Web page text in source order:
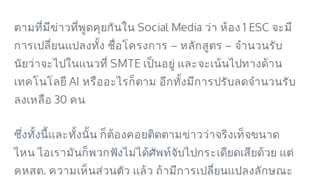
ตามที่มีข่าวที่พูดคุยกันใน Social Media ว่า ห้อง 1 ESC จะมี
การเปลี่ยนแปลงทั้ง ชื่อโครงการ – หลักสูตร – จำนวนรับ
นัยว่าจะไปในแนวที่ SMTE เป็นอยู่ และจะเน้นไปทางด้าน
เทคโนโลยี AI หรืออะไรก็ตาม อีกทั้งมีการปรับลดจำนวนรับ
ลงเหลือ 30 คน
ซึ่งทั้งนี้และทั้งนั้น ก็ต้องคอยติดตามข่าวว่าจริงเท็จขนาด
ไหน ไอเรามันก็พวกฟังไม่ได้ศัพท์จับไปกระเดียดเสียด้วย แต่
คหสต. ความเห็นส่วนตัว แล้ว ถ้ามีการเปลี่ยนแปลงลักษณะ